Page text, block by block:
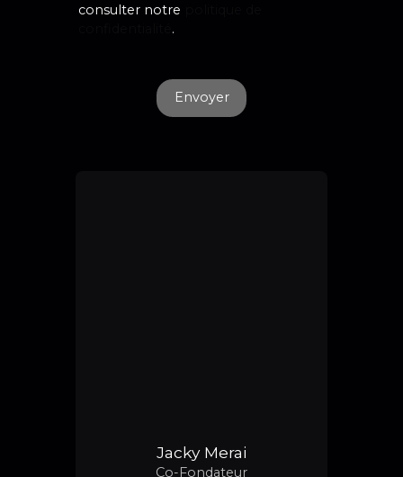
consulter notre
.
Envoyer
Jacky Merai
Co-Fondateur